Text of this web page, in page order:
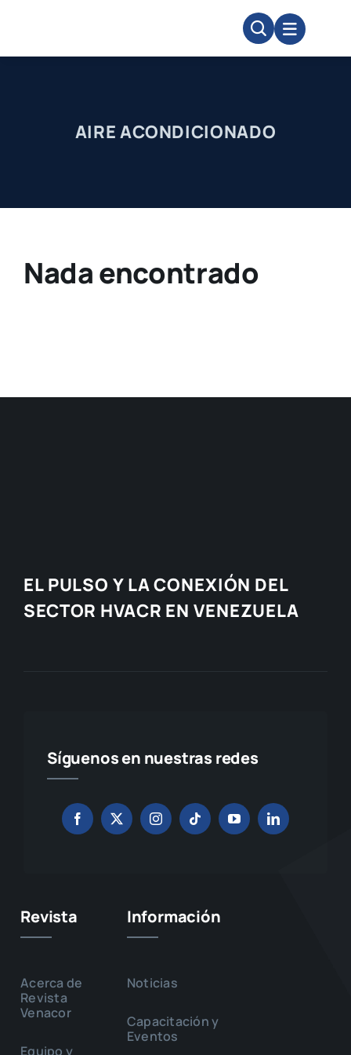
content
AIRE ACONDICIONADO
Nada encontrado
EL PULSO Y LA CONEXIÓN DEL
SECTOR HVACR EN VENEZUELA
Síguenos en nuestras redes
Revista
Acerca de
Revista
Venacor
Equipo y
Información
Noticias
Capacitación y
Eventos